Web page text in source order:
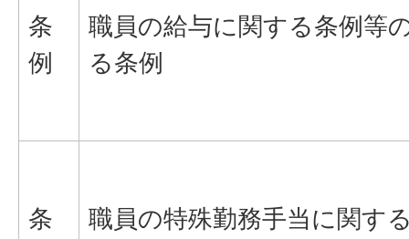
条
例
職員の給与に関する条例等
る条例
条
職員の特殊勤務手当に関す